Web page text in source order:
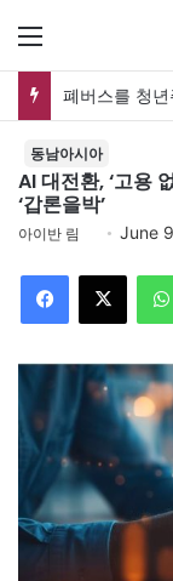
메뉴
동남아시아
AI 대전환, ‘고용
‘갑론을박’
아이반 림 June
Facebook
X